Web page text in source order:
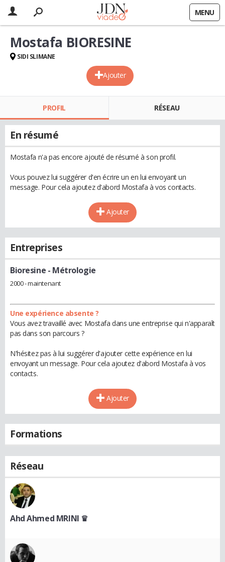
MENU
Ajouter
Mostafa BIORESINE
SIDI SLIMANE
PROFIL RÉSEAU
En résumé
Mostafa n'a pas encore ajouté de résumé à son profil.
Vous pouvez lui suggérer d'en écrire un en lui envoyant un
message. Pour cela ajoutez d'abord Mostafa à vos contacts.
Ajouter
Entreprises
Bioresine - Métrologie
2000 - maintenant
Une expérience absente ?
Vous avez travaillé avec Mostafa dans une entreprise qui n'apparaît
pas dans son parcours ?
N'hésitez pas à lui suggérer d'ajouter cette expérience en lui
envoyant un message. Pour cela ajoutez d'abord Mostafa à vos
contacts.
Ajouter
Formations
Réseau
Ahd Ahmed MRINI ♛